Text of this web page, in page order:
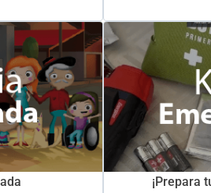
¡Prepara